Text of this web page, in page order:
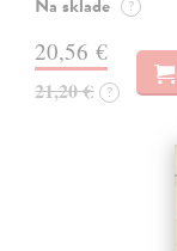
Na sklade ?
20,56 €
21,20 € ?